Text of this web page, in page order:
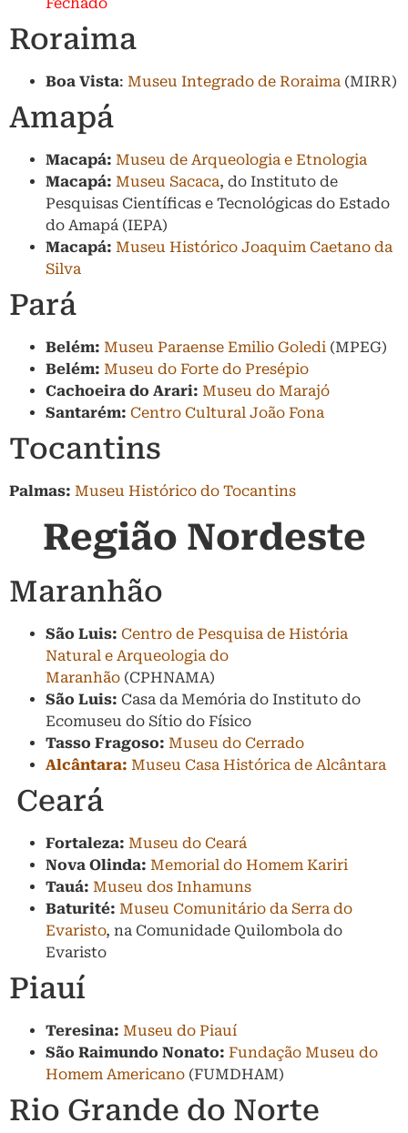
Roraima
Boa Vista: Museu Integrado de Roraima (MIRR)
Amapá
Macapá: Museu de Arqueologia e Etnologia
Macapá: Museu Sacaca, do Instituto de
Pesquisas Científicas e Tecnológicas do Estado
do Amapá (IEPA)
Macapá: Museu Histórico Joaquim Caetano da
Silva
Pará
Belém: Museu Paraense Emilio Goledi (MPEG)
Belém: Museu do Forte do Presépio
Cachoeira do Arari: Museu do Marajó
Santarém: Centro Cultural João Fona
Tocantins
Palmas: Museu Histórico do Tocantins
Região Nordeste
Maranhão
São Luis: Centro de Pesquisa de História
Natural e Arqueologia do
Maranhão (CPHNAMA)
São Luis: Casa da Memória do Instituto do
Ecomuseu do Sítio do Físico
Tasso Fragoso: Museu do Cerrado
Alcântara: Museu Casa Histórica de Alcântara
Ceará
Fortaleza: Museu do Ceará
Nova Olinda: Memorial do Homem Kariri
Tauá: Museu dos Inhamuns
Baturité: Museu Comunitário da Serra do
Evaristo, na Comunidade Quilombola do
Evaristo
Piauí
Teresina: Museu do Piauí
São Raimundo Nonato: Fundação Museu do
Homem Americano (FUMDHAM)
Rio Grande do Norte